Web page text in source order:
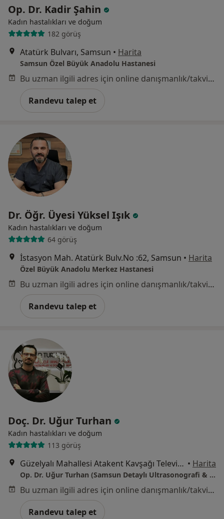
Op. Dr. Kadir Şahin
Kadın hastalıkları ve doğum
182 görüş
Atatürk Bulvarı, Samsun • Harita
Samsun Özel Büyük Anadolu Hastanesi
Bu uzman ilgili adres için online danışmanlık/takvim sunmuyor.
Randevu talep et
Dr. Öğr. Üyesi Yüksel Işık
Kadın hastalıkları ve doğum
64 görüş
İstasyon Mah. Atatürk Bulv.No :62, Samsun • Harita
Özel Büyük Anadolu Merkez Hastanesi
Bu uzman ilgili adres için online danışmanlık/takvim sunmuyor.
Randevu talep et
Doç. Dr. Uğur Turhan
Kadın hastalıkları ve doğum
113 görüş
Güzelyalı Mahallesi Atakent Kavşağı Televizyon Sapağı Çalıkuşu Restaurant Üstü Kat :1 D:2, Samsun • Harita
Op. Dr. Uğur Turhan (Samsun Detaylı Ultrasonografi & Fetal Ekokardiyografi, Kadın Hast. & Doğum ve Perinatoloji Kliniği)
Bu uzman ilgili adres için online danışmanlık/takvim sunmuyor.
Randevu talep et